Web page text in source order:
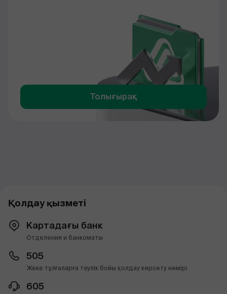
Толығырақ
Қолдау қызметі
Картадағы банк
Отделения и банкоматы
505
Жеке тұлғаларға тәулік бойы қолдау көрсету нөмірі
605